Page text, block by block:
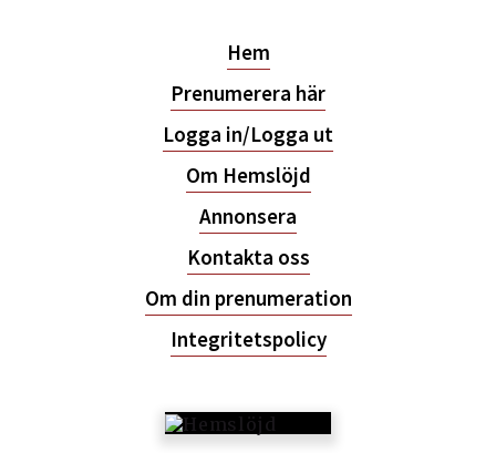
Hem
Prenumerera här
Logga in/Logga ut
Om Hemslöjd
Annonsera
Kontakta oss
Om din prenumeration
Integritetspolicy